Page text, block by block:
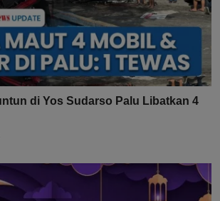
di Yos Sudarso Palu Libatkan 4